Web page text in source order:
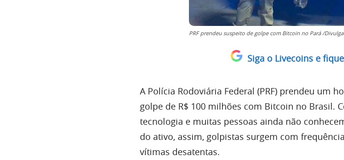
PRF prendeu suspeito de golpe com Bitcoin no Pará /
Siga o Livecoins e
A Polícia Rodoviária Federal (PRF) prendeu um
golpe de R$ 100 milhões com Bitcoin no Brasil.
tecnologia e muitas pessoas ainda não
do ativo, assim, golpistas surgem com
vítimas desatentas.